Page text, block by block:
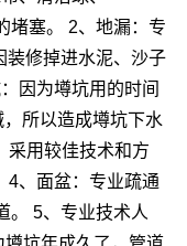
堵塞。 2、地漏：专
装修掉进水泥、沙子
因为墫坑用的时间
所以造成墫坑下水
采用较佳技术和方
4、面盆：专业疏通
。 5、专业技术人